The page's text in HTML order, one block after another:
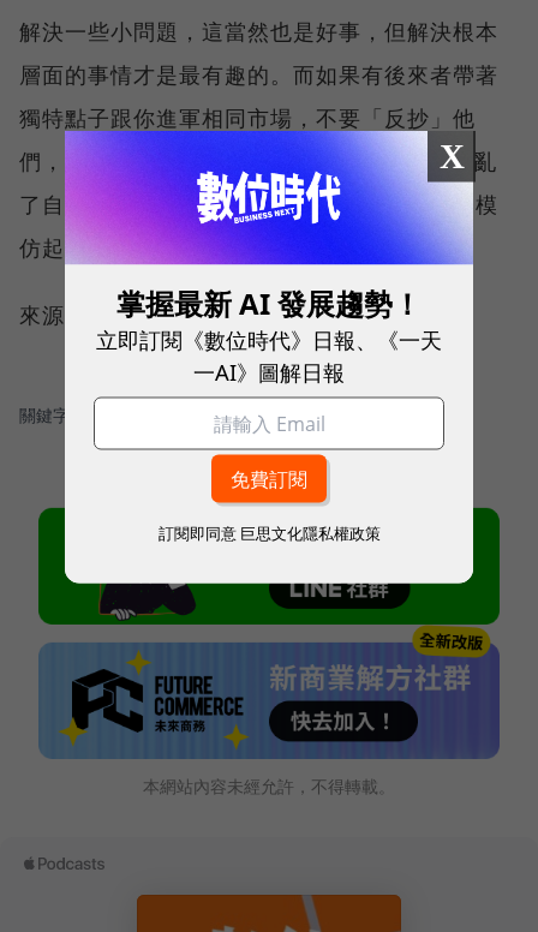
解決一些小問題，這當然也是好事，但解決根本
層面的事情才是最有趣的。而如果有後來者帶著
獨特點子跟你進軍相同市場，不要「反抄」他
們，Myspace就是這樣對付Facebook，才打亂
了自己的步調，如果你的公司從一開始就是從模
仿起家，成功絕對是無望的。
來源： TechCrunch
關鍵字： ＃Y Combinator
本網站內容未經允許，不得轉載。
X
掌握最新 AI 發展趨勢！
立即訂閱《數位時代》日報、《一天
一AI》圖解日報
訂閱即同意 巨思文化隱私權政策